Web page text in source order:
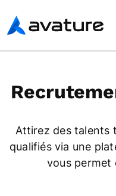
Avature
Attirez des talents
qualifiés via une
vous permet